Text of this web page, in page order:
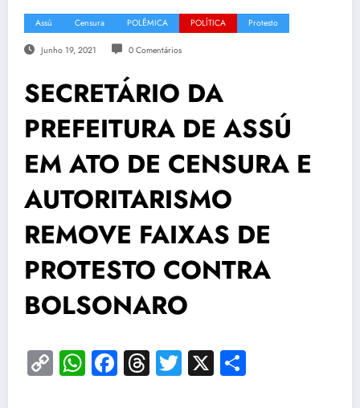
Assú Censura POLÊMICA POLÍTICA Protesto
Junho 19, 2021 0 Comentários
SECRETÁRIO DA
PREFEITURA DE ASSÚ
EM ATO DE CENSURA E
AUTORITARISMO
REMOVE FAIXAS DE
PROTESTO CONTRA
BOLSONARO
CopyWhatsApp
Facebook
Threads
Twitter
X